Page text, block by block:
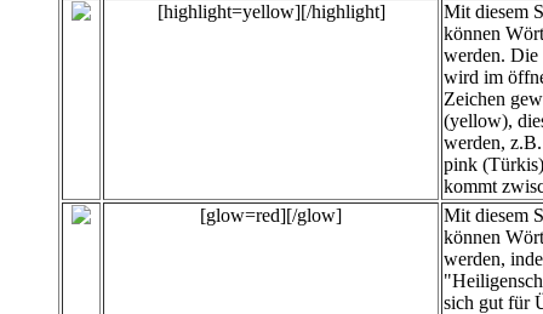
[highlight=yellow][/highlight]
Mit diesem
können
werden. Die
wird im
Zeichen
(yellow),
werden,
pink
kommt
[glow=red][/glow]
Mit diesem
können
werden,
sich gut für